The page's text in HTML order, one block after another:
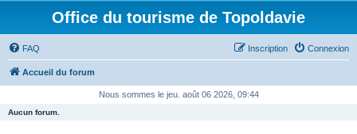
Office du tourisme de Topoldavie
FAQ Connexion
Inscription
Accueil du forum
Nous sommes le jeu. août 06 2026, 09:44
Aucun forum.